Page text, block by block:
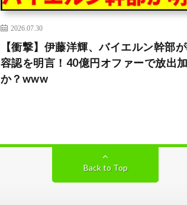
2026.07.30
【衝撃】伊藤洋輝、バイエルン幹部
容認を明言！40億円オファーで放出
か？www
Back to Top